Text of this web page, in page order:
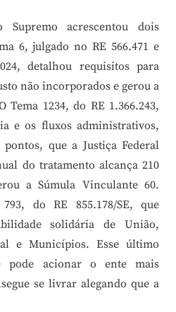
Supremo acrescentou dois
6, julgado no RE 566.471 e
detalhou requisitos para
não incorporados e gerou a
Tema 1234, do RE 1.366.243,
e os fluxos administrativos,
que a Justiça Federal
do tratamento alcança 210
a Súmula Vinculante 60.
do RE 855.178/SE, que
solidária de União,
e Municípios. Esse último
pode acionar o ente mais
se livrar alegando que a